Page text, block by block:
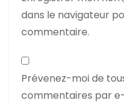
dans le navigateur
commentaire.
Prévenez-moi de
commentaires par